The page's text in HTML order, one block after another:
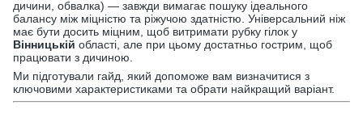
дичини, обвалка) — завжди вимагає пошуку ідеального
балансу між міцністю та ріжучою здатністю. Універсальний ніж
має бути досить міцним, щоб витримати рубку гілок у
Вінницькій області, але при цьому достатньо гострим, щоб
працювати з дичиною.
Ми підготували гайд, який допоможе вам визначитися з
ключовими характеристиками та обрати найкращий варіант.